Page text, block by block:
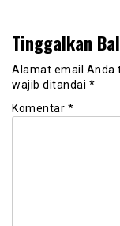
Tinggalkan
Alamat email Anda
wajib ditandai *
Komentar *